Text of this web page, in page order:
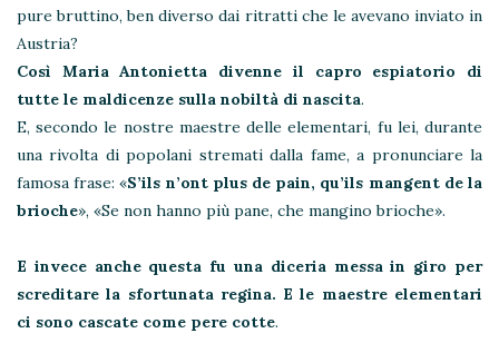
pure bruttino, ben diverso dai ritratti che le avevano inviato in
Austria?
Così Maria Antonietta divenne il capro espiatorio di
tutte le maldicenze sulla nobiltà di nascita.
E, secondo le nostre maestre delle elementari, fu lei, durante
una rivolta di popolani stremati dalla fame, a pronunciare la
famosa frase: «S’ils n’ont plus de pain, qu’ils mangent de la
brioche», «Se non hanno più pane, che mangino brioche».
E invece anche questa fu una diceria messa in giro per
screditare la sfortunata regina. E le maestre elementari
ci sono cascate come pere cotte.